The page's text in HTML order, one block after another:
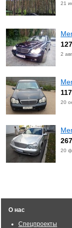
21
2
20
20
О нас
Спецпроекты